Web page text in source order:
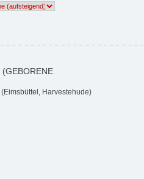
Harvestehude)